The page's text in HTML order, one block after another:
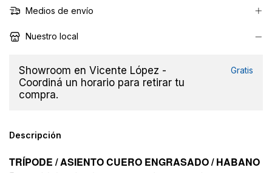
Medios de envío
Nuestro local
Showroom en Vicente López -
Coordiná un horario para retirar tu
compra.
Gratis
Descripción
TRÍPODE / ASIENTO CUERO ENGRASADO / HABANO